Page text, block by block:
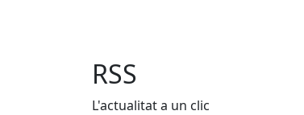
RSS
L'actualitat a un clic